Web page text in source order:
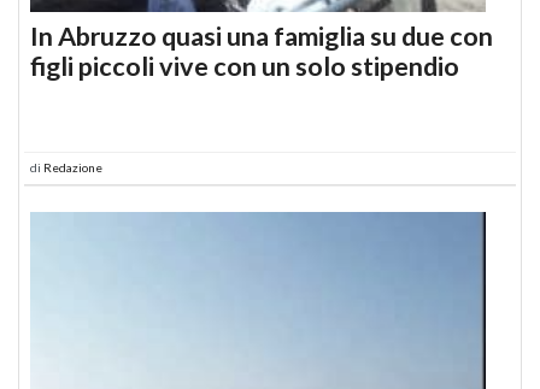
In Abruzzo quasi una famiglia su due con
figli piccoli vive con un solo stipendio
di Redazione